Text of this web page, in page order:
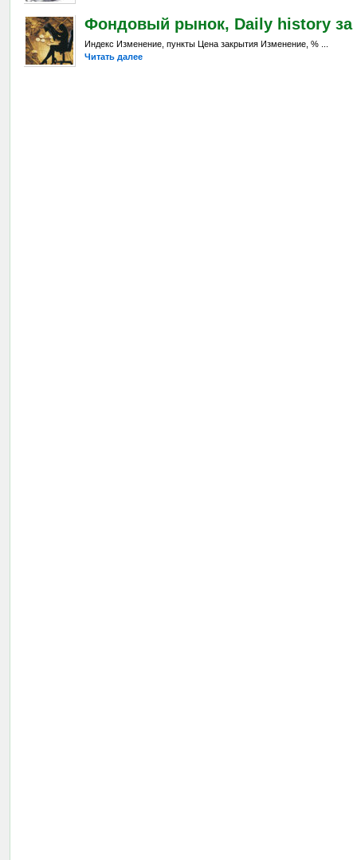
Фондовый рынок, Daily history за
Индекс Изменение, пункты Цена закрытия Изменение, % ...
Читать далее